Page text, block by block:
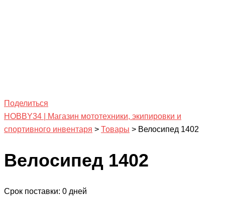
Поделиться
HOBBY34 | Магазин мототехники, экипировки и
спортивного инвентаря > Товары > Велосипед 1402
Велосипед 1402
Срок поставки: 0 дней